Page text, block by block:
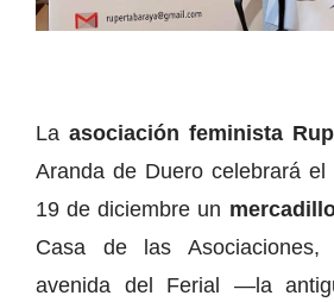
La asociación feminista
Aranda de Duero celebrará el
19 de diciembre un
Casa de las
avenida del Ferial —la